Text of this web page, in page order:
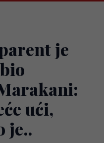
je
ući,
je..